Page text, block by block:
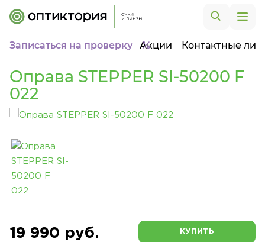
Записаться на проверку Акции Контактные
Оправа STEPPER SI-50200 F
022
19 990 руб. КУПИТЬ